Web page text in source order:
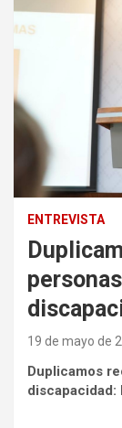
ENTREVISTA
19 de mayo de
Duplicamos
discapacidad: